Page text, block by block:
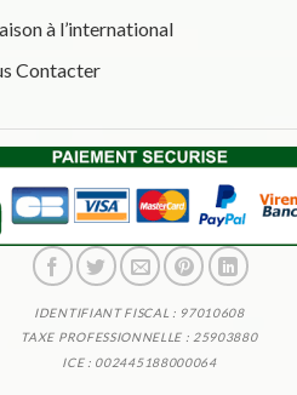
à l’international
Contacter
IDENTIFIANT FISCAL : 97010608
TAXE PROFESSIONNELLE : 25903880
ICE : 002445188000064